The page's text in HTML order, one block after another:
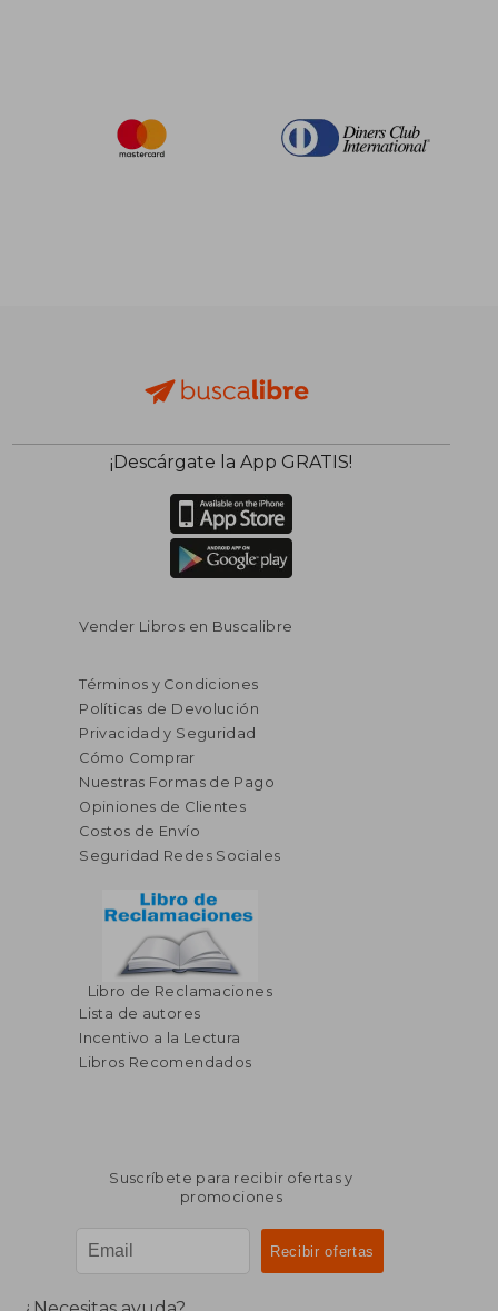
¡Descárgate la App GRATIS!
Vender Libros en Buscalibre
Términos y Condiciones
Políticas de Devolución
Privacidad y Seguridad
Cómo Comprar
Nuestras Formas de Pago
Opiniones de Clientes
Costos de Envío
Seguridad Redes Sociales
Libro de Reclamaciones
Lista de autores
Incentivo a la Lectura
Libros Recomendados
Suscríbete para recibir ofertas y
promociones